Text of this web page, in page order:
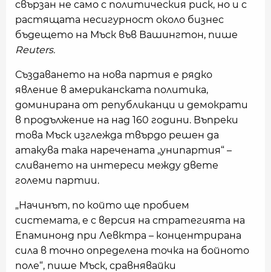
свързан не само с политическия риск, но и с
растящата несигурност около бизнес
бъдещето на Мъск във Вашингтон, пише
Reuters.
Създаването на нова партия е рядко
явление в американската политика,
доминирана от републиканци и демократи
в продължение на над 160 години. Въпреки
това Мъск изглежда твърдо решен да
атакува така наречената „унипартия“ –
сливането на интереси между двете
големи партии.
„Начинът, по който ще пробием
системата, е с версия на стратегията на
Епаминонд при Левктра – концентрирана
сила в точно определена точка на бойното
поле“, пише Мъск, сравнявайки